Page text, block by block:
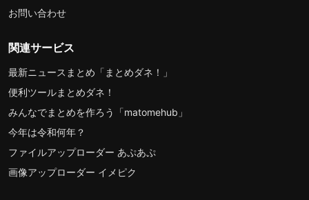
お問い合わせ
関連サービス
最新ニュースまとめ「まとめダネ！」
便利ツールまとめダネ！
みんなでまとめを作ろう「matomehub」
今年は令和何年？
ファイルアップローダー あぷあぷ
画像アップローダー イメピク